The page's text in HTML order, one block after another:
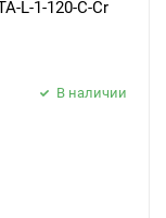
L-1-120-C-Cr
В наличии